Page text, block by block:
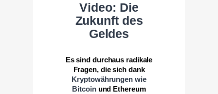
Video: Die
Zukunft des
Geldes
Es sind durchaus radikale
Fragen, die sich dank
Kryptowährungen wie
Bitcoin und Ethereum